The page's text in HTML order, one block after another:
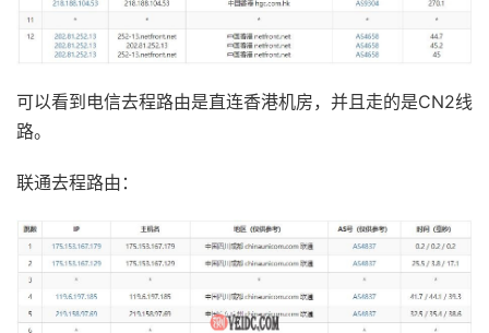
可以看到电信去程路由是直连香港机房，并且走的是CN2线
路。
联通去程路由：